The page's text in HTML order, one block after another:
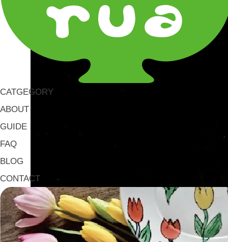
CATGEGORY
ABOUT
GUIDE
FAQ
BLOG
CONTACT